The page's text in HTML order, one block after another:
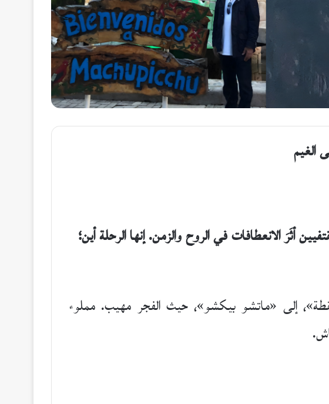
الغيم
أثَرَ الانعطافات في الروح والزمن.إنها الرحلة أين؛
إلى «ماتشو بيكشو»، حيث الفجر مهيب. مملوء